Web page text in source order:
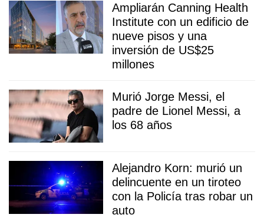
Ampliarán Canning Health
Institute con un edificio de
nueve pisos y una
inversión de US$25
millones
Murió Jorge Messi, el
padre de Lionel Messi, a
los 68 años
Alejandro Korn: murió un
delincuente en un tiroteo
con la Policía tras robar un
auto